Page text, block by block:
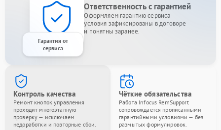
Гарантия от
сервиса
Ответственность с гарантией
Оформляем гарантию сервиса —
условия зафиксированы в договоре
и понятны заранее.
Контроль качества
Ремонт кнопок управления
проходит многоэтапную
проверку — исключаем
недоработки и повторные сбои.
Чёткие обязательства
Работа Infocus RemSupport
сопровождается прописанными
гарантийными условиями — без
размытых формулировок.